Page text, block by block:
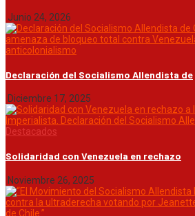
Junio 24, 2026
anticolonialismo
Declaración del Socialismo Allendista de
Diciembre 17, 2025
Destacados
Solidaridad con Venezuela en rechazo
Noviembre 26, 2025